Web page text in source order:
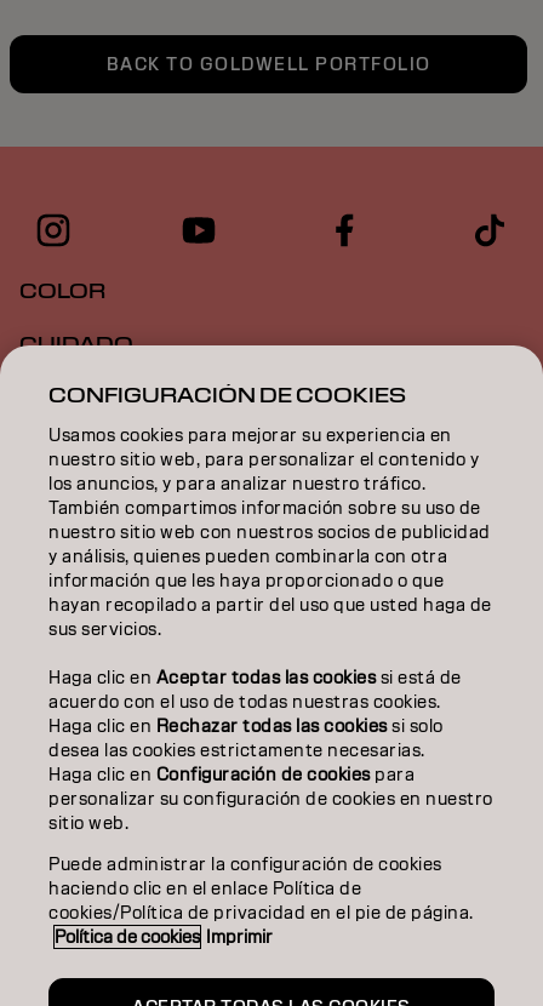
BACK TO GOLDWELL PORTFOLIO
COLOR
CUIDADO
TEXTURA
STYLING
INSPIRACIÓN
EDUCACIÓN
SOBRE NOSOTROS
CONTACTO
Aviso legalPolítica de privacidadPolítica de cookies
Condiciones de usoAccesibilidad
Compromiso con la sostenibilidad
ES | Spanish
Goldwell forma parte de
CONFIGURACIÓN DE COOKIES
Usamos cookies para mejorar su experiencia en
nuestro sitio web, para personalizar el contenido y
los anuncios, y para analizar nuestro tráfico.
También compartimos información sobre su uso de
nuestro sitio web con nuestros socios de publicidad
y análisis, quienes pueden combinarla con otra
información que les haya proporcionado o que
hayan recopilado a partir del uso que usted haga de
sus servicios.
Haga clic en Aceptar todas las cookiessi está de
acuerdo con el uso de todas nuestras cookies.
Haga clic en Rechazar todas las cookiessi solo
desea las cookies estrictamente necesarias.
Haga clic en Configuración de cookiespara
personalizar su configuración de cookies en nuestro
sitio web.
Puede administrar la configuración de cookies
haciendo clic en el enlace Política de
cookies/Política de privacidad en el pie de página.
Política de cookies Imprimir